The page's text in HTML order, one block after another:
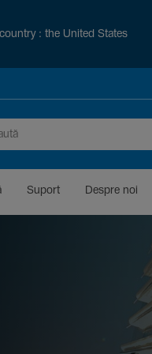
: the United States
Suport Despre noi